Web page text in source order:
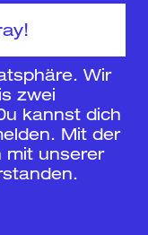
Wir
zwei
kannst dich
Mit der
mit unserer